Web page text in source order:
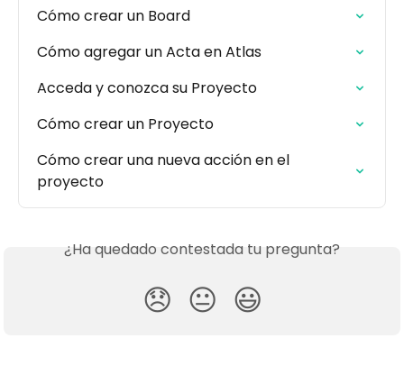
Cómo crear un Board
Cómo agregar un Acta en Atlas
Acceda y conozca su Proyecto
Cómo crear un Proyecto
Cómo crear una nueva acción en el
proyecto
¿Ha quedado contestada tu pregunta?
😞 😐 😃